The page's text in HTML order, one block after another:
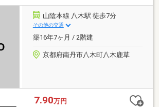
山陰本線 八木駅 徒歩7分
その他の交通
築16年7ヶ月 / 2階建
京都府南丹市八木町八木鹿草
7.90万円